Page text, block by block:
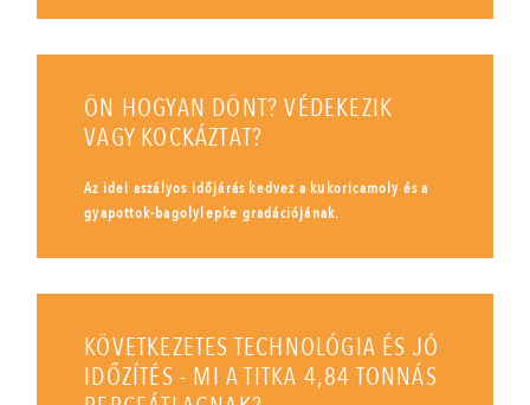
ÖN HOGYAN DÖNT? VÉDEKEZIK
VAGY KOCKÁZTAT?
Az idei aszályos időjárás kedvez a kukoricamoly és a
gyapottok-bagolylepke gradációjának.
KÖVETKEZETES TECHNOLÓGIA ÉS JÓ
IDŐZÍTÉS - MI A TITKA 4,84 TONNÁS